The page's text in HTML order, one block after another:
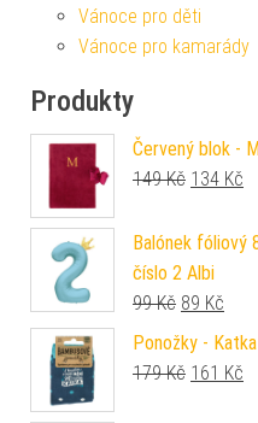
Vánoce pro děti
Vánoce pro kamarády
Produkty
Červený blok -
149Kč Původní
134 Kč
Balónek fóliový
číslo 2 Albi
99Kč Původní
89 Kč
Ponožky -
179Kč Původní
161 Kč